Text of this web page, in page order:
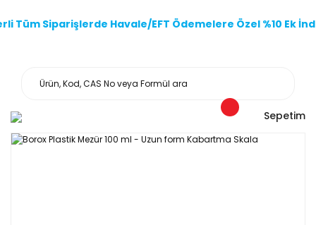
Tüm Siparişlerde Havale/EFT Ödemelere Özel %10 Ek
Sepetim